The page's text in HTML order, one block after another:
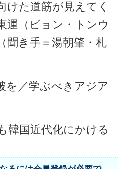
けた道筋が見えてく
運（ビョン・トンウ
聞き手＝湯朝肇・札
を／学ぶべきアジア
韓国近代化にかける